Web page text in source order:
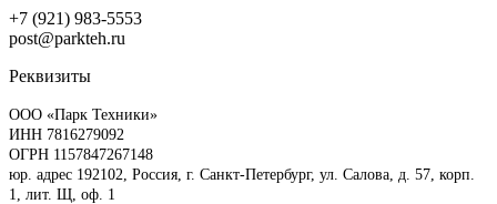
+7 (921) 983-5553
post@parkteh.ru
Реквизиты
ООО «Парк Техники»
ИНН 7816279092
ОГРН 1157847267148
юр. адрес 192102, Россия, г. Санкт-Петербург, ул. Салова, д. 57, корп.
1, лит. Щ, оф. 1